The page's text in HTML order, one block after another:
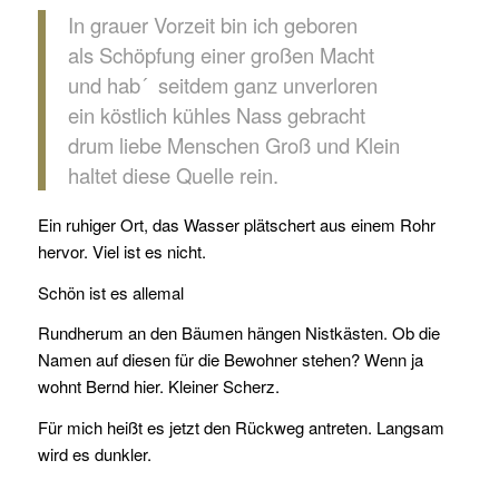
In grauer Vorzeit bin ich geboren
als Schöpfung einer großen Macht
und hab´ seitdem ganz unverloren
ein köstlich kühles Nass gebracht
drum liebe Menschen Groß und Klein
haltet diese Quelle rein.
Ein ruhiger Ort, das Wasser plätschert aus einem Rohr
hervor. Viel ist es nicht.
Schön ist es allemal
Rundherum an den Bäumen hängen Nistkästen. Ob die
Namen auf diesen für die Bewohner stehen? Wenn ja
wohnt Bernd hier. Kleiner Scherz.
Für mich heißt es jetzt den Rückweg antreten. Langsam
wird es dunkler.